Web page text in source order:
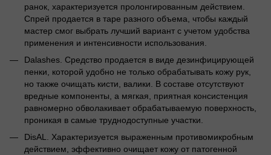
ранок, характеризуется пролонгированным действием.
Спрей продается в таре разного объема, чтобы каждый
мастер смог выбрать лучший вариант с учетом удобства
применения и интенсивности использования.
Dalashes. Средство продается в виде дезинфицирующей
пенки, которой удобно не только обрабатывать кожу рук,
но также очищать кисти, валики. В составе отсутствуют
вредные компоненты, а мягкая, приятная консистенция
равномерно обволакивает обрабатываемую поверхность,
проникая в самые труднодоступные участки.
DisAL. Характеризуется выраженным противомикробным
действием, эффективно очищает кожу от патогенной